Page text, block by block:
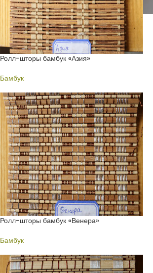
Ролл-шторы бамбук «Азия»
Бамбук
Ролл-шторы бамбук «Венера»
Бамбук